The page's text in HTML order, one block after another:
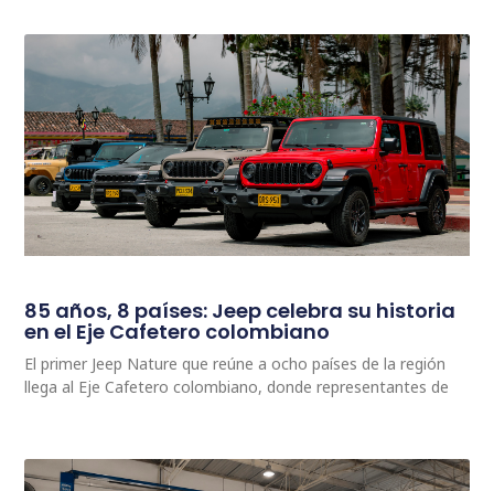
85 años, 8 países: Jeep celebra su historia
en el Eje Cafetero colombiano
El primer Jeep Nature que reúne a ocho países de la región
llega al Eje Cafetero colombiano, donde representantes de